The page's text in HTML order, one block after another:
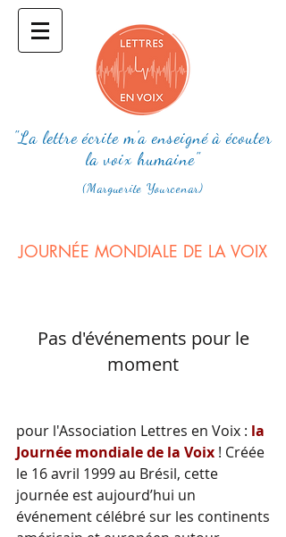
"La lettre écrite m'a enseigné à écouter
la voix humaine"
(Marguerite Yourcenar)
JOURNÉE MONDIALE DE LA VOIX
pour l'Association Lettres en Voix : la
Journée mondiale de la Voix ! Créée
le 16 avril 1999 au Brésil, cette
journée est aujourd’hui un
événement célébré sur les continents
Pas d'événements pour le
moment